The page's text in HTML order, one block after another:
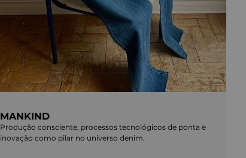
MANKIND
Produção consciente, processos tecnológicos de ponta e
inovação como pilar no universo denim.